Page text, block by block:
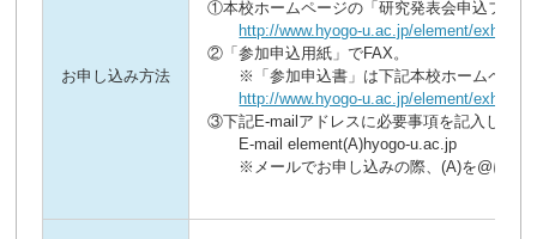
お申し込み方法
①本校ホームページの「研究発表会申込フォ
http://www.hyogo-u.ac.jp/element/
②「参加申込用紙」でFAX。
※「参加申込書」は下記本校ホームページ
http://www.hyogo-u.ac.jp/element/
③下記E-mailアドレスに必要事項を記入し、
E-mail element(A)hyogo-u.ac.jp
※メールでお申し込みの際、(A)を@に書き